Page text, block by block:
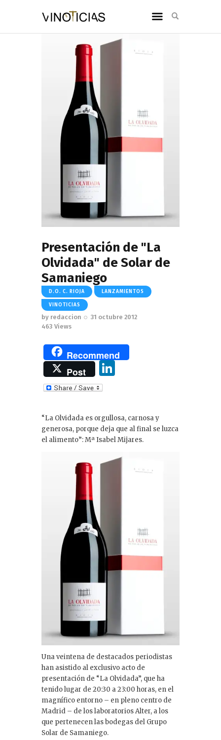
Presentación de "La
Olvidada" de Solar de
Samaniego
D.O. C. RIOJA LANZAMIENTOS
VINOTICIAS
by redaccion
31 octubre 2012
463 Views
Recommend
Post
e
dI
n
“La Olvidada es orgullosa, carnosa y
generosa, porque deja que al final se luzca
el alimento”: Mª Isabel Mijares.
Una veintena de destacados periodistas
han asistido al exclusivo acto de
presentación de “La Olvidada”, que ha
tenido lugar de 20:30 a 23:00 horas, en el
magnífico entorno – en pleno centro de
Madrid – de los laboratorios Alter, a los
que pertenecen las bodegas del Grupo
Solar de Samaniego.